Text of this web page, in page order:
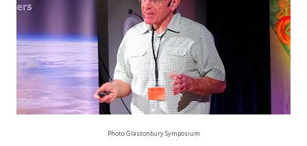
Photo Glastonbury Symposium